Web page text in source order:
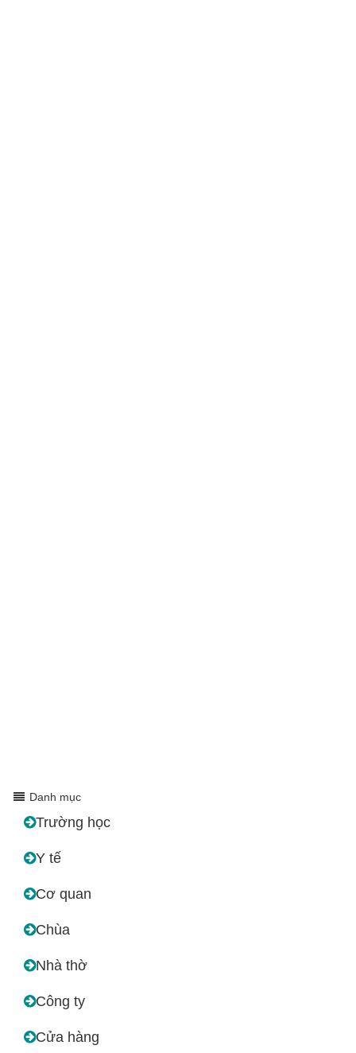
Danh mục
Trường học
Y tế
Cơ quan
Chùa
Nhà thờ
Công ty
Cửa hàng